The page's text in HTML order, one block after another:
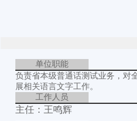
单位职能
负责省本级普通话测试业务，对
展相关语言文字工作。
工作人员
主任：王鸣辉